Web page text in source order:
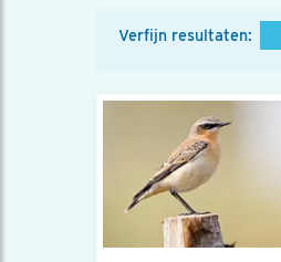
Verfijn resultaten: